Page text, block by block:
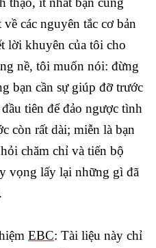
các nguyên tắc cơ bản
lời khuyên của tôi cho
nề, tôi muốn nói: đừng
bạn cần sự giúp đỡ trước
tiên để đảo ngược tình
còn rất dài; miễn là bạn
chăm chỉ và tiến bộ
vọng lấy lại những gì đã
EBC: Tài liệu này chỉ